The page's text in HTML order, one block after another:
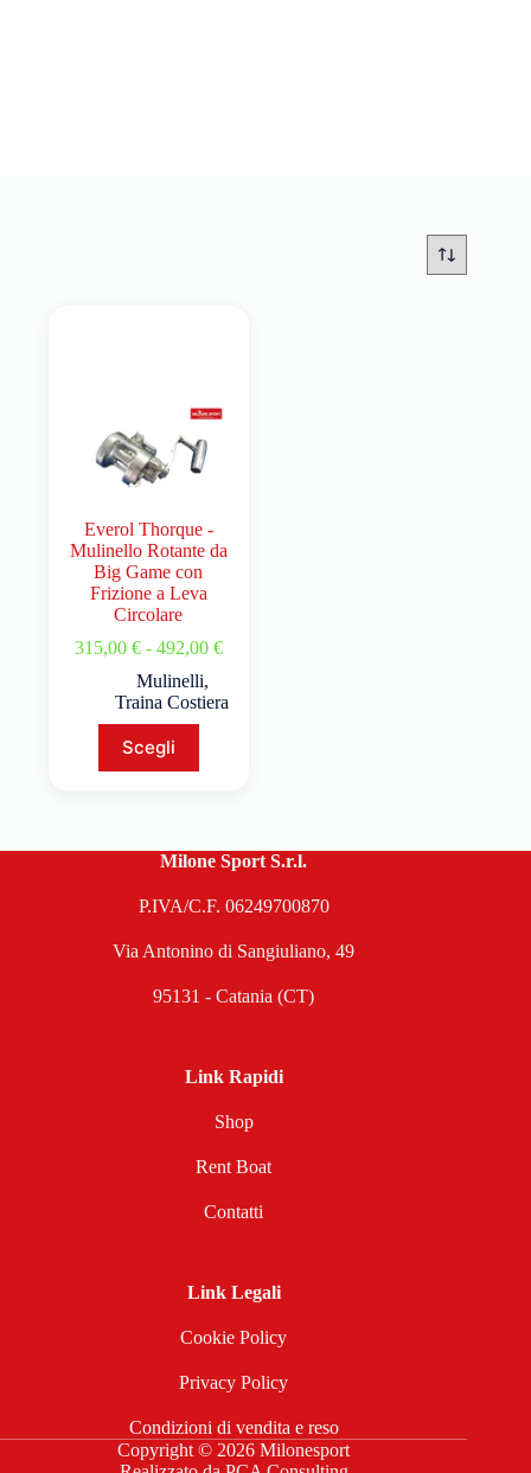
Everol Thorque -
Mulinello Rotante da
Big Game con
Frizione a Leva
Circolare
315,00 € - 492,00 €
Mulinelli,
Traina Costiera
Scegli
Milone Sport S.r.l.
P.IVA/C.F. 06249700870
Via Antonino di Sangiuliano, 49
95131 - Catania (CT)
Link Rapidi
Shop
Rent Boat
Contatti
Link Legali
Cookie Policy
Privacy Policy
Condizioni di vendita e reso
Copyright © 2026 Milonesport